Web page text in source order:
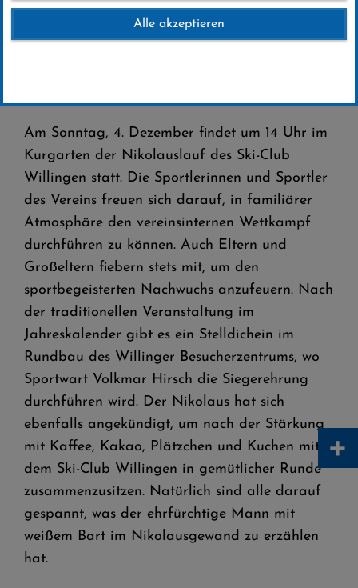
04.DEZEMBER 2016
Am Sonntag, 4. Dezember findet um 14 Uhr im
Kurgarten der Nikolauslauf des Ski-Club
Willingen statt. Die Sportlerinnen und Sportler
des Vereins freuen sich darauf, in familiärer
Atmosphäre den vereinsinternen Wettkampf
durchführen zu können. Auch Eltern und
Großeltern fiebern stets mit, um den
sportbegeisterten Nachwuchs anzufeuern. Nach
der traditionellen Veranstaltung im
Jahreskalender gibt es ein Stelldichein im
Rundbau des Willinger Besucherzentrums, wo
Sportwart Volkmar Hirsch die Siegerehrung
durchführen wird. Der Nikolaus hat sich
ebenfalls angekündigt, um nach der Stärkung
mit Kaffee, Kakao, Plätzchen und Kuchen mit
dem Ski-Club Willingen in gemütlicher Runde
zusammenzusitzen. Natürlich sind alle darauf
gespannt, was der ehrfürchtige Mann mit
weißem Bart im Nikolausgewand zu erzählen
hat.
Alle akzeptieren
+